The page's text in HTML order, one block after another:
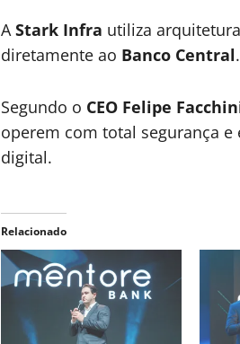
AStark Infra utiliza
diretamente ao Banco Central.
Segundo o CEO Felipe
operem com total segurança
digital.
Relacionado